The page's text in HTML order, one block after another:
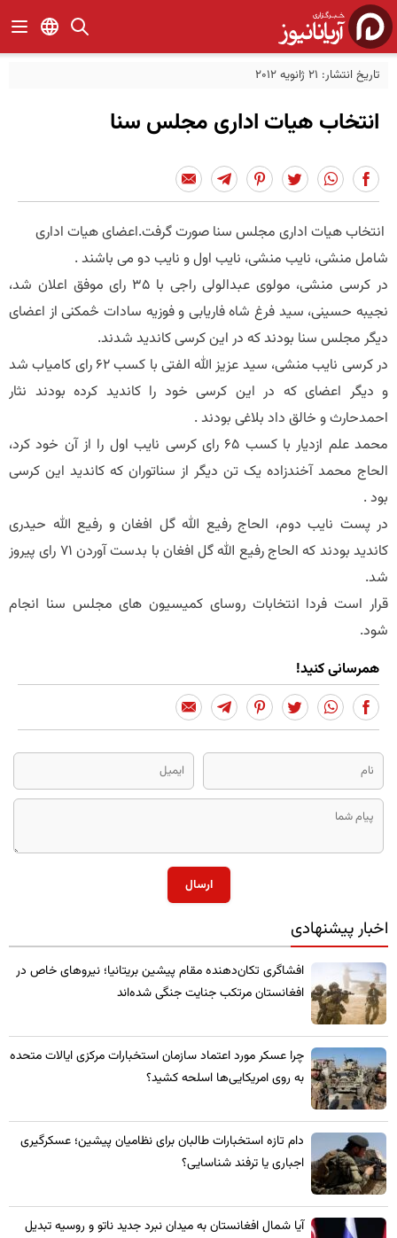
تاریخ انتشار: 21 ژانویه 2012
انتخاب هیات اداری مجلس سنا
انتخاب هیات اداری مجلس سنا صورت گرفت.اعضای هیات اداری
شامل منشی، نایب منشی، نایب اول و نایب دو می باشند .
در کرسی منشی، مولوی عبدالولی راجی با 35 رای موفق اعلان شد،
نجیبه حسینی، سید فرغ شاه فاریابی و فوزیه سادات څمكنی از اعضای
دیگر مجلس سنا بودند که در این کرسی کاندید شدند.
در کرسی نایب منشی، سید عزیز الله الفتی با کسب 62 رای کامیاب شد
و دیگر اعضای که در این کرسی خود را کاندید کرده بودند نثار
احمدحارث و خالق داد بلاغی بودند .
محمد علم ازدیار با کسب 65 رای کرسی نایب اول را از آن خود کرد،
الحاج محمد آخندزاده یک تن دیگر از سناتوران که کاندید این کرسی
بود .
در پست نایب دوم، الحاج رفیع الله گل افغان و رفیع الله حیدری
کاندید بودند که الحاج رفیع الله گل افغان با بدست آوردن 71 رای پیروز
شد.
قرار است فردا انتخابات روسای کمیسیون های مجلس سنا انجام
شود.
همرسانی کنید!
ارسال
اخبار پیشنهادی
​افشاگری تکان‌دهنده مقام پیشین بریتانیا؛ نیروهای خاص در
افغانستان مرتکب جنایت جنگی شده‌اند
چرا عسکر مورد اعتماد سازمان استخبارات مرکزی ایالات متحده
به روی امریکایی‌ها اسلحه کشید؟
​دام تازه استخبارات طالبان برای نظامیان پیشین؛ عسکرگیری
اجباری یا ترفند شناسایی؟
​آیا شمال افغانستان به میدان نبرد جدید ناتو و روسیه تبدیل